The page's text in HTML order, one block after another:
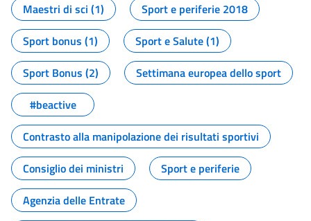
Maestri di sci (1)
Sport e periferie 2018
Sport bonus (1)
Sport e Salute (1)
Sport Bonus (2)
Settimana europea dello sport
#beactive
Contrasto alla manipolazione dei risultati sportivi
Consiglio dei ministri
Sport e periferie
Agenzia delle Entrate